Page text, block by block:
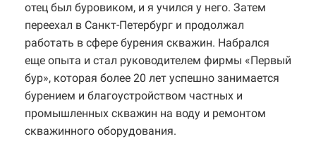
отец был буровиком, и я учился у него. Затем
переехал в Санкт-Петербург и продолжал
работать в сфере бурения скважин. Набрался
еще опыта и стал руководителем фирмы «Первый
бур», которая более 20 лет успешно занимается
бурением и благоустройством частных и
промышленных скважин на воду и ремонтом
скважинного оборудования.